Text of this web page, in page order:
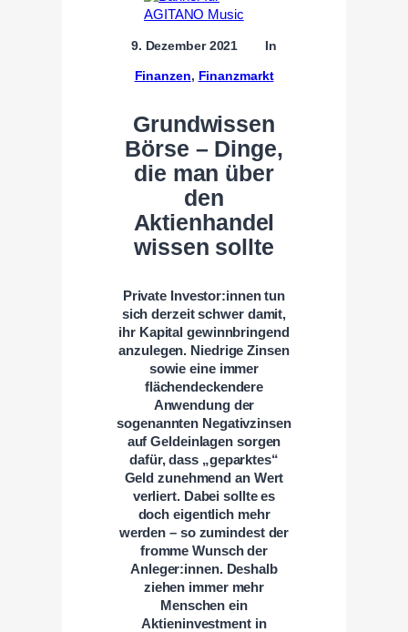
9. Dezember 2021 In
Finanzen, Finanzmarkt
Grundwissen
Börse – Dinge,
die man über
den
Aktienhandel
wissen sollte
Private Investor:innen tun
sich derzeit schwer damit,
ihr Kapital gewinnbringend
anzulegen. Niedrige Zinsen
sowie eine immer
flächendeckendere
Anwendung der
sogenannten Negativzinsen
auf Geldeinlagen sorgen
dafür, dass „geparktes“
Geld zunehmend an Wert
verliert. Dabei sollte es
doch eigentlich mehr
werden – so zumindest der
fromme Wunsch der
Anleger:innen. Deshalb
ziehen immer mehr
Menschen ein
Aktieninvestment in